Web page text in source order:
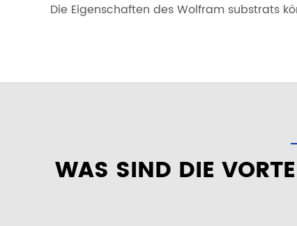
Die Eigenschaften des Wolfram substrats
WAS SIND DIE